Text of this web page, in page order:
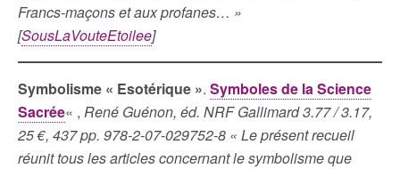
Francs-maçons et aux profanes… »
[SousLaVouteEtoilee]
Symbolisme « Esotérique ». Symboles de la Science
Sacrée« , René Guénon, éd. NRF Gallimard 3.77 / 3.17,
25 €, 437 pp. 978-2-07-029752-8 « Le présent recueil
réunit tous les articles concernant le symbolisme que